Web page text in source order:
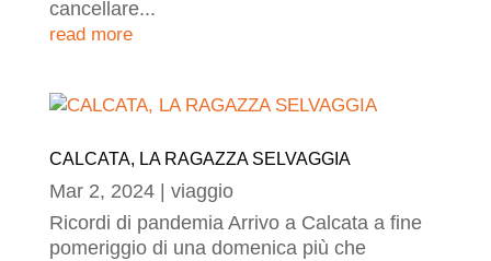
cancellare...
read more
CALCATA, LA RAGAZZA SELVAGGIA
Mar 2, 2024| viaggio
Ricordi di pandemia Arrivo a Calcata a fine
pomeriggio di una domenica più che